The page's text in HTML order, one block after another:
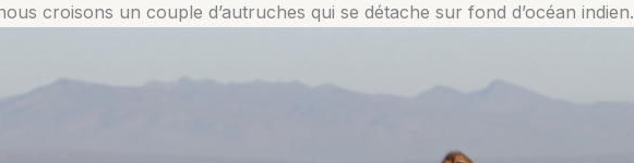
croisons un couple d’autruches qui se détache sur fond d’océan indien.